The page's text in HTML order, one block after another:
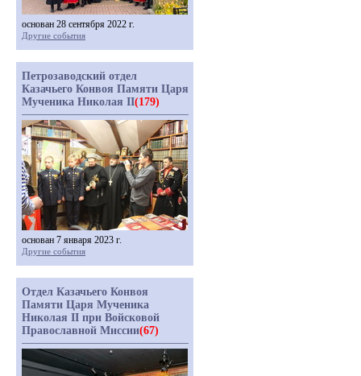
основан 28 сентября 2022 г.
Другие события
Петрозаводский отдел
Казачьего Конвоя Памяти Царя
Мученика Николая II(179)
основан 7 января 2023 г.
Другие события
Отдел Казачьего Конвоя
Памяти Царя Мученика
Николая II при Войсковой
Православной Миссии(67)